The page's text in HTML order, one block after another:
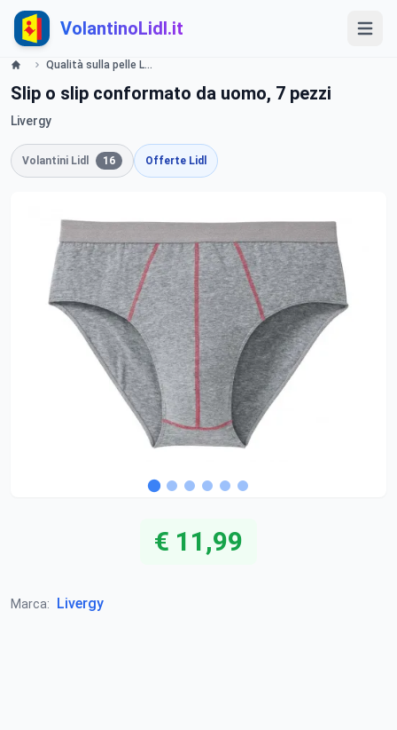
VolantinoLidl.it
Qualità sulla pelle Lidl
Slip o slip conformato da uomo, 7 pezzi
Livergy
Volantini Lidl 16 Offerte Lidl
€ 11,99
Marca: Livergy